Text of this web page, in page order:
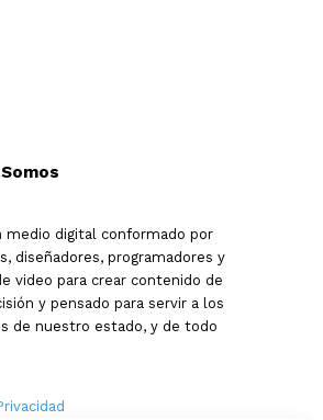
medio digital conformado por
diseñadores, programadores y
video para crear contenido de
y pensado para servir a los
de nuestro estado, y de todo